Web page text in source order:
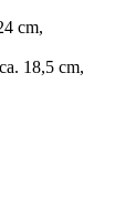
cm,
18,5 cm,